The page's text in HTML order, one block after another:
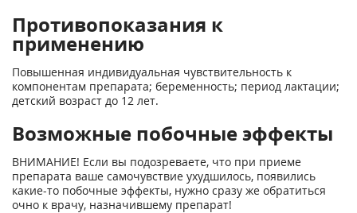
Противопоказания к
применению
Повышенная индивидуальная чувствительность к
компонентам препарата; беременность; период лактации;
детский возраст до 12 лет.
Возможные побочные эффекты
ВНИМАНИЕ! Если вы подозреваете, что при приеме
препарата ваше самочувствие ухудшилось, появились
какие-то побочные эффекты, нужно сразу же обратиться
очно к врачу, назначившему препарат!